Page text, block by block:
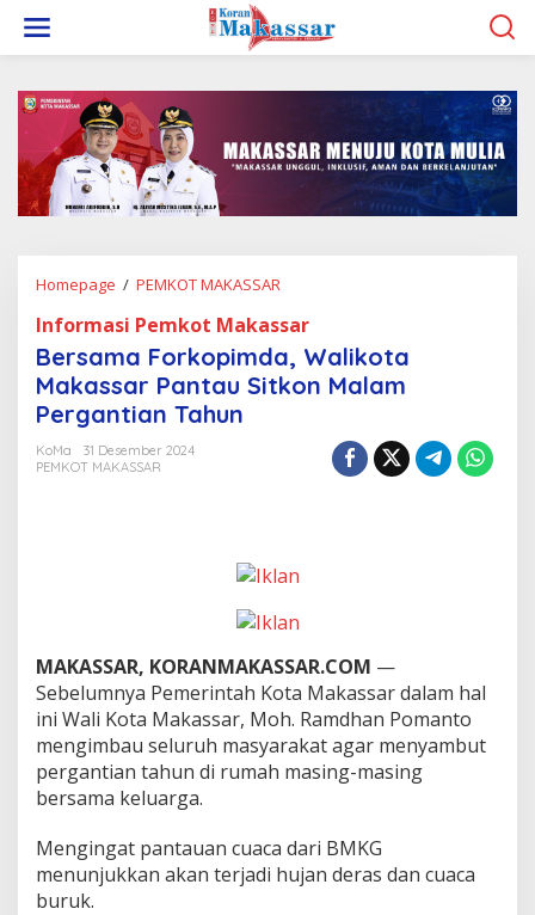
w
Homepage / PEMKOT MAKASSAR
r
s
a
m
m
a
W
a
l
k
o
M
k
Informasi Pemkot Makassar
Bersama Forkopimda, Walikota
Makassar Pantau Sitkon Malam
Pergantian Tahun
KoMa
31 Desember 2024
PEMKOT MAKASSAR
MAKASSAR, KORANMAKASSAR.COM —
Sebelumnya Pemerintah Kota Makassar dalam hal
ini Wali Kota Makassar, Moh. Ramdhan Pomanto
mengimbau seluruh masyarakat agar menyambut
pergantian tahun di rumah masing-masing
bersama keluarga.
Mengingat pantauan cuaca dari BMKG
menunjukkan akan terjadi hujan deras dan cuaca
buruk.